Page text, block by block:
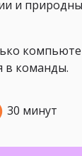
и
в команды.
30 минут